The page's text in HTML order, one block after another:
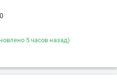
5 часов назад)